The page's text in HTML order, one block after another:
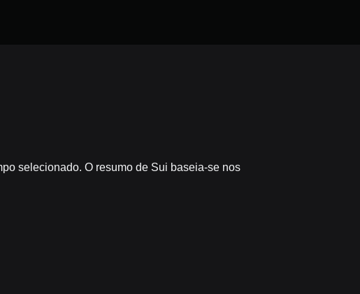
selecionado. O resumo de Sui baseia-se nos